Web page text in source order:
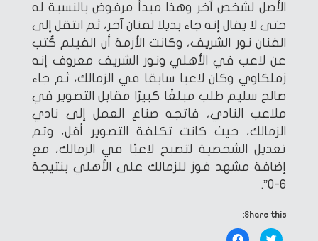
الأصل لشخص آخر وهذا مبدأ مرفوض بالنسبة له
حتى لا يقال إنه جاء بديلا لفنان آخر، ثم انتقل إلى
الفنان نور الشريف، وكانت الأزمة أن الفيلم كُتب
عن لاعب في الأهلي ونور الشريف معروف إنه
زملكاوي وكان لاعبا سابقا في الزمالك، ثم جاء
صالح سليم طلب مبلغًا كبيرًا مقابل التصوير في
ملاعب النادي، فاتجه صناع العمل إلى نادي
الزمالك، حيث كانت تكلفة التصوير أقل، وتم
تعديل الشخصية لتصبح لاعبًا في الزمالك، مع
إضافة مشهد فوز للزمالك على الأهلي بنتيجة
6-0”.
Share this:
Click
Click